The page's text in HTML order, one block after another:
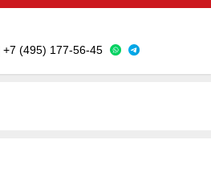
+7 (495) 177-56-45